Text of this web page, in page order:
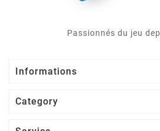
Passionnés du jeu
Informations
Category